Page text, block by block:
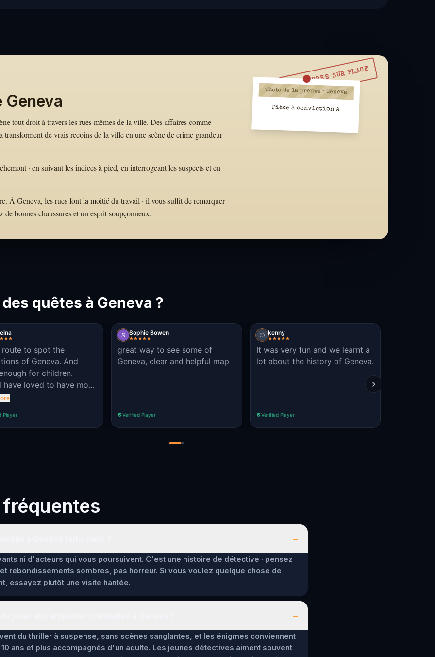
À RÉSOUDRE SUR PLACE
Geneva
tout droit à travers les rues mêmes de la ville. Des affaires comme
de vrais recoins de la ville en une scène de crime grandeur
· en suivant les indices à pied, en interrogeant les suspects et en
À Geneva, les rues font la moitié du travail · il vous suffit de remarquer
bonnes chaussures et un esprit soupçonneux.
photo de la preuve · Geneva
Pièce à conviction A
quêtes à Geneva ?
route to spot the
of Geneva. And
for children.
have loved to have more
on the story like what
Player
Sophie Bowen
great way to see some of
Geneva, clear and helpful map
Verified Player
kenny
It was very fun and we learnt a
lot about the history of Geneva.
Verified Player
–
ni d'acteurs qui vous poursuivent. C'est une histoire de détective · pensez
rebondissements sombres, pas horreur. Si vous voulez quelque chose de
essayez plutôt une visite hantée.
–
du thriller à suspense, sans scènes sanglantes, et les énigmes conviennent
ans et plus accompagnés d'un adulte. Les jeunes détectives aiment souvent